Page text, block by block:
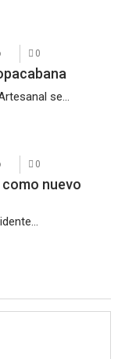
0
se...
0
nuevo